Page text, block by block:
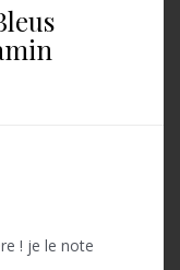
! je le note